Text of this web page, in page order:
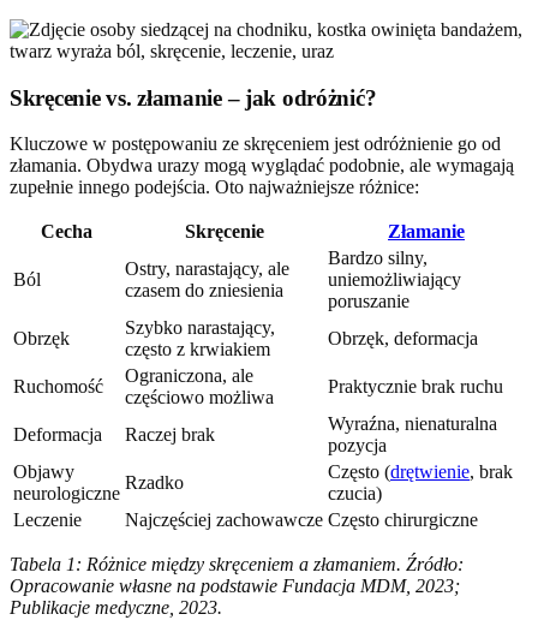
Skręcenie vs. złamanie – jak odróżnić?
Kluczowe w postępowaniu ze skręceniem jest odróżnienie go od
złamania. Obydwa urazy mogą wyglądać podobnie, ale wymagają
zupełnie innego podejścia. Oto najważniejsze różnice:
Cecha Skręcenie Złamanie
Ból
Ostry, narastający, ale
czasem do zniesienia
Bardzo silny,
uniemożliwiający
poruszanie
Obrzęk
Szybko narastający,
często z krwiakiem
Obrzęk, deformacja
Ruchomość
Ograniczona, ale
częściowo możliwa
Praktycznie brak ruchu
Deformacja Raczej brak
Wyraźna, nienaturalna
pozycja
Objawy
neurologiczne
Rzadko
Często (drętwienie, brak
czucia)
Leczenie
Najczęściej zachowawcze Często chirurgiczne
Tabela 1: Różnice między skręceniem a złamaniem. Źródło:
Opracowanie własne na podstawie Fundacja MDM, 2023;
Publikacje medyczne, 2023.